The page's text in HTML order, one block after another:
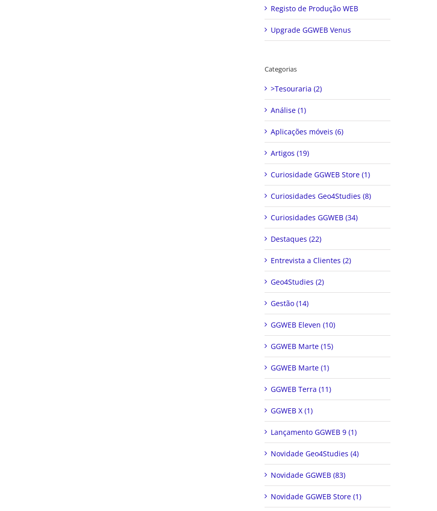
Registo de Produção WEB
Upgrade GGWEB Venus
Categorias
>Tesouraria (2)
Análise (1)
Aplicações móveis (6)
Artigos (19)
Curiosidade GGWEB Store (1)
Curiosidades Geo4Studies (8)
Curiosidades GGWEB (34)
Destaques (22)
Entrevista a Clientes (2)
Geo4Studies (2)
Gestão (14)
GGWEB Eleven (10)
GGWEB Marte (15)
GGWEB Marte (1)
GGWEB Terra (11)
GGWEB X (1)
Lançamento GGWEB 9 (1)
Novidade Geo4Studies (4)
Novidade GGWEB (83)
Novidade GGWEB Store (1)